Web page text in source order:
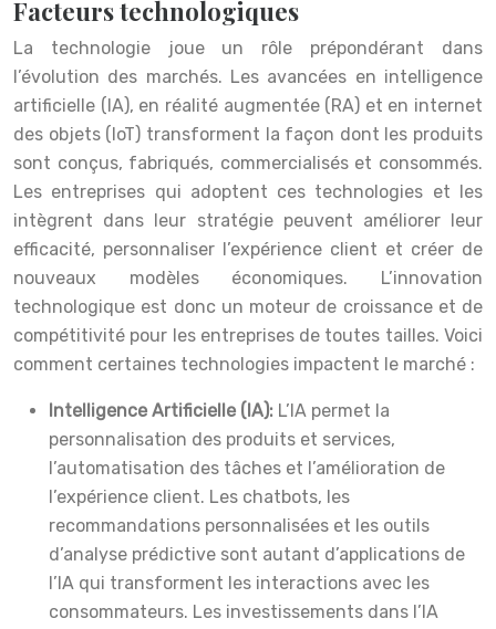
Facteurs technologiques
La technologie joue un rôle prépondérant dans
l’évolution des marchés. Les avancées en intelligence
artificielle (IA), en réalité augmentée (RA) et en internet
des objets (IoT) transforment la façon dont les produits
sont conçus, fabriqués, commercialisés et consommés.
Les entreprises qui adoptent ces technologies et les
intègrent dans leur stratégie peuvent améliorer leur
efficacité, personnaliser l’expérience client et créer de
nouveaux modèles économiques. L’innovation
technologique est donc un moteur de croissance et de
compétitivité pour les entreprises de toutes tailles. Voici
comment certaines technologies impactent le marché :
Intelligence Artificielle (IA): L’IA permet la
personnalisation des produits et services,
l’automatisation des tâches et l’amélioration de
l’expérience client. Les chatbots, les
recommandations personnalisées et les outils
d’analyse prédictive sont autant d’applications de
l’IA qui transforment les interactions avec les
consommateurs. Les investissements dans l’IA